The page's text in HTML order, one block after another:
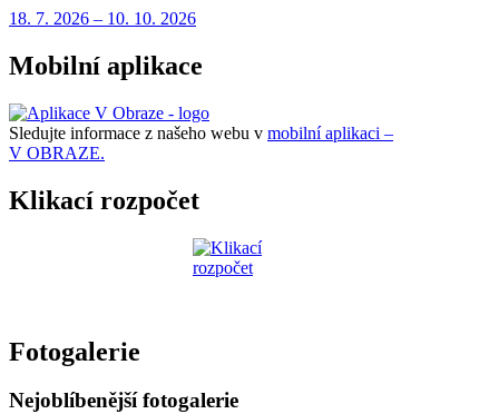
18. 7. 2026 – 10. 10. 2026
Mobilní aplikace
Sledujte informace z našeho webu v mobilní aplikaci –
V OBRAZE.
Klikací rozpočet
Fotogalerie
Nejoblíbenější fotogalerie